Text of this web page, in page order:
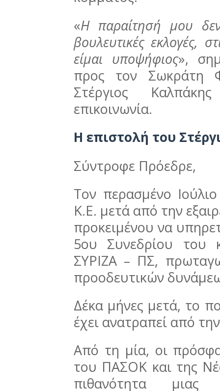
«Η παραίτησή μου δεν
βουλευτικές εκλογές,
είμαι υποψήφιος»,
προς τον Σωκράτη
Στέργιος
επικοινωνία.
Η επιστολή του
Σύντροφε Πρόεδρε,
Τον περασμένο
Κ.Ε. μετά από την
προκειμένου να
5ου Συνεδρίου του
ΣΥΡΙΖΑ – ΠΣ,
προοδευτικών
Δέκα μήνες μετά, το
έχει ανατραπεί από
Από τη μία, οι
του ΠΑΣΟΚ και της
πιθανότητα μιας